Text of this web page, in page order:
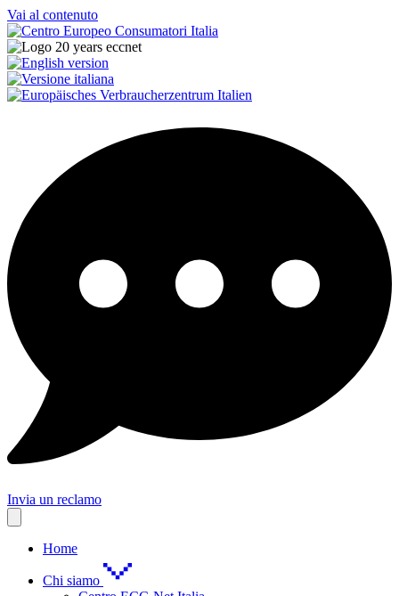
Vai al contenuto
Invia un reclamo
Home
Chi siamo